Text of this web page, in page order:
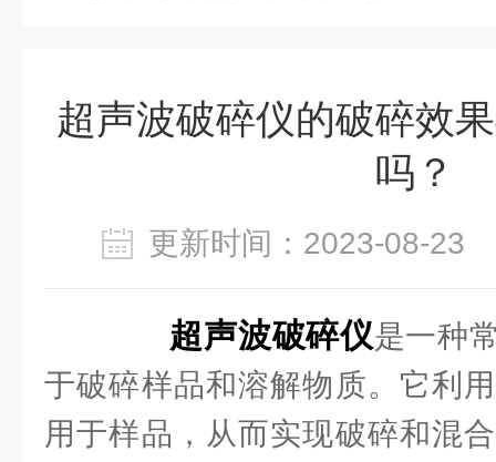
超声波破碎仪的破碎效
吗？
更新时间：2023-08-
超声波破碎仪是一种
于破碎样品和溶解物质。它利
用于样品，从而实现破碎和混